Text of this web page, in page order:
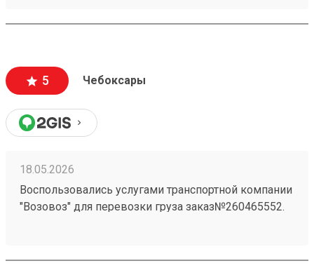
для распаковки
5 Чебоксары
18.05.2026
Воспользовались услугами транспортной компании
"Возовоз" для перевозки груза заказ№260465552.
доставлен точно в оговоренные сроки.